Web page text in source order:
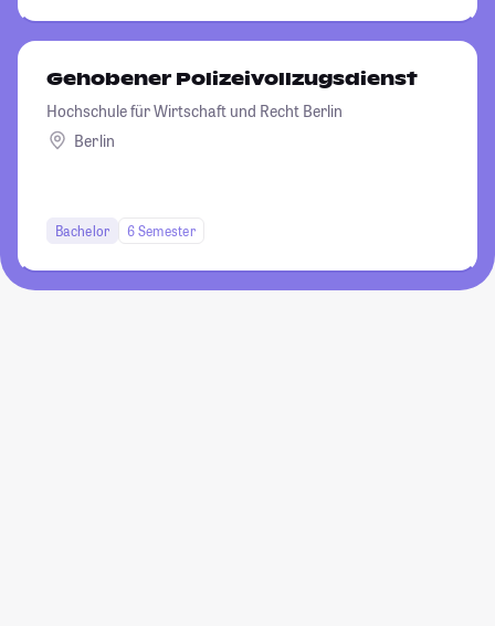
Gehobener Polizeivollzugsdienst
Hochschule für Wirtschaft und Recht Berlin
Berlin
Bachelor 6 Semester